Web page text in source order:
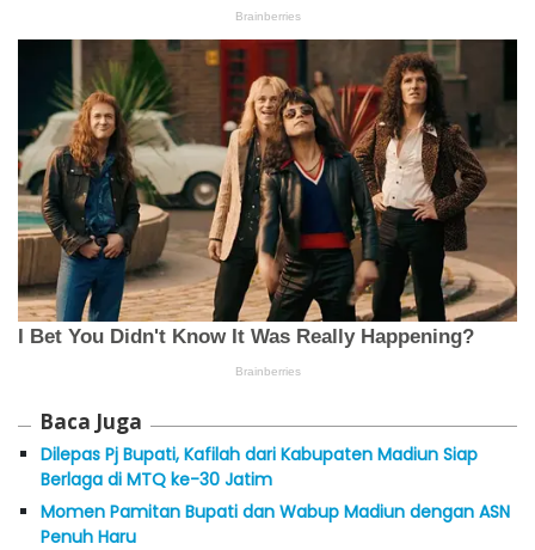
Baca Juga
Dilepas Pj Bupati, Kafilah dari Kabupaten Madiun Siap
Berlaga di MTQ ke-30 Jatim
Momen Pamitan Bupati dan Wabup Madiun dengan ASN
Penuh Haru